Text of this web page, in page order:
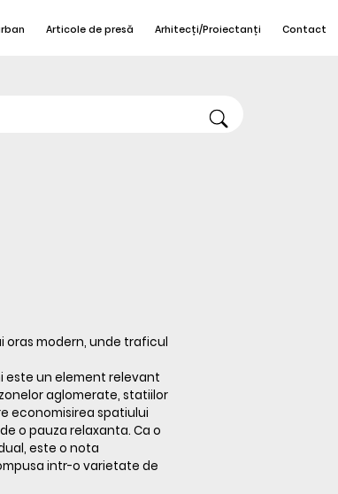
Articole de presă Arhitecți/Proiectanți Contact
oras modern, unde traficul
este un element relevant
aglomerate, statiilor
economisirea spatiului
o pauza relaxanta. Ca o
este o nota
intr-o varietate de